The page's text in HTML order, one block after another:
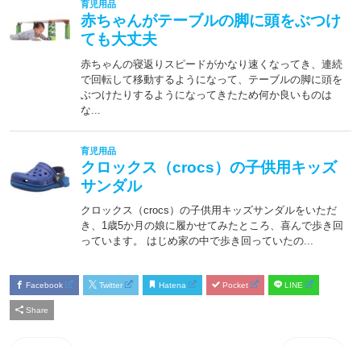
Facebook Twitter Hatena Pocket LINE
Share